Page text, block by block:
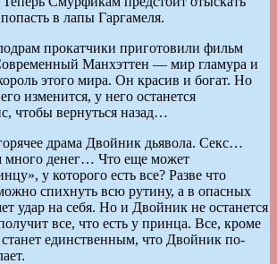
в лапы Гаргамеля.
прокатчики приготовили фильм
Манхэттен — мир гламура и
этого мира. Он красив и богат. Но
изменится, у него останется
чтобы вернуться назад…
драма Двойник дьявола. Секс…
денег… Что еще может
у которого есть все? Разве что
спихнуть всю рутину, а в опасных
удар на себя. Но и Двойник не останется
все, что есть у принца. Все, кроме
единственным, что Двойник по-